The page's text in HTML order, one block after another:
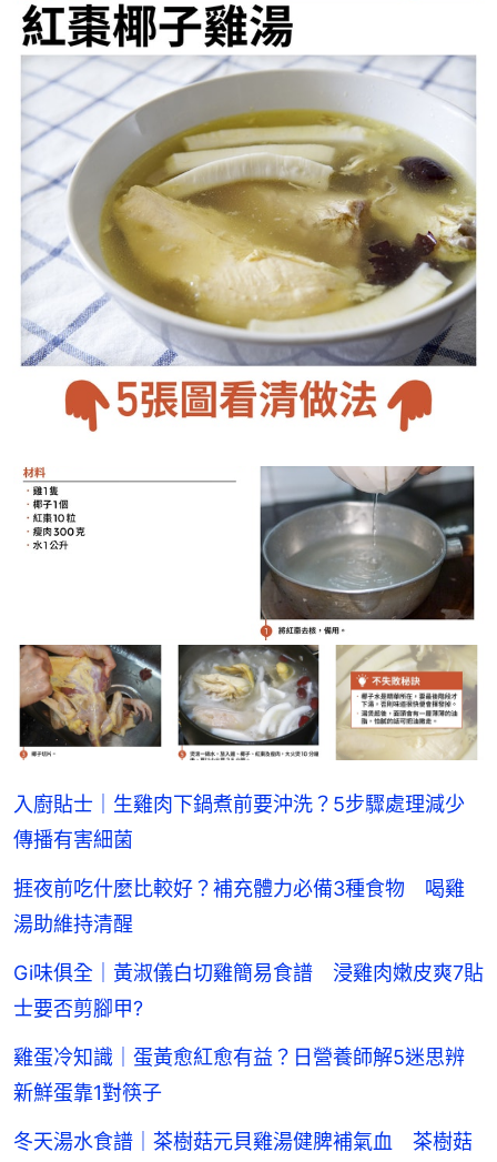
入廚貼士｜生雞肉下鍋煮前要沖洗？5步驟處理減少
傳播有害細菌
捱夜前吃什麼比較好？補充體力必備3種食物 喝雞
湯助維持清醒
Gi味俱全｜黃淑儀白切雞簡易食譜 浸雞肉嫩皮爽7貼
士要否剪腳甲?
雞蛋冷知識｜蛋黃愈紅愈有益？日營養師解5迷思辨
新鮮蛋靠1對筷子
冬天湯水食譜｜茶樹菇元貝雞湯健脾補氣血 茶樹菇